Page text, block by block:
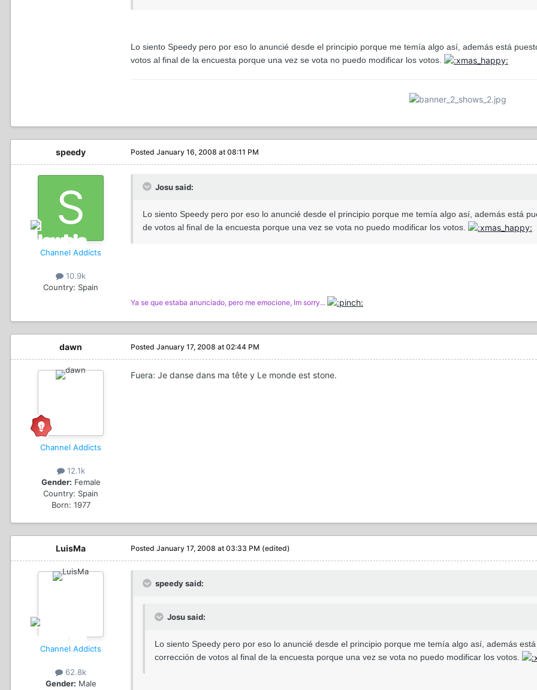
Lo siento Speedy pero por eso lo anuncié desde el principio porque me temía algo así, además está
votos al final de la encuesta porque una vez se vota no puedo modificar los votos.
speedy
Channel Addicts
10.9k
Country: Spain
Posted January 16, 2008 at 08:11 PM
Josu said:
Lo siento Speedy pero por eso lo anuncié desde el principio porque me temía algo así, además está
de votos al final de la encuesta porque una vez se vota no puedo modificar los votos.
Ya se que estaba anunciado, pero me emocione, Im sorry...
dawn
Channel Addicts
12.1k
Gender: Female
Country: Spain
Born: 1977
Posted January 17, 2008 at 02:44 PM
Fuera: Je danse dans ma tête y Le monde est stone.
LuisMa
Channel Addicts
62.8k
Gender: Male
Posted January 17, 2008 at 03:33 PM (edited)
speedy said:
Josu said:
Lo siento Speedy pero por eso lo anuncié desde el principio porque me temía algo así, además
corrección de votos al final de la encuesta porque una vez se vota no puedo modificar los votos.